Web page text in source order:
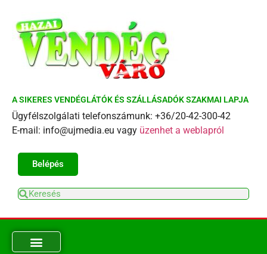
A SIKERES VENDÉGLÁTÓK ÉS SZÁLLÁSADÓK SZAKMAI LAPJA
Ügyfélszolgálati telefonszámunk: +36/20-42-300-42
E-mail: info@ujmedia.eu vagy üzenhet a weblapról
Belépés